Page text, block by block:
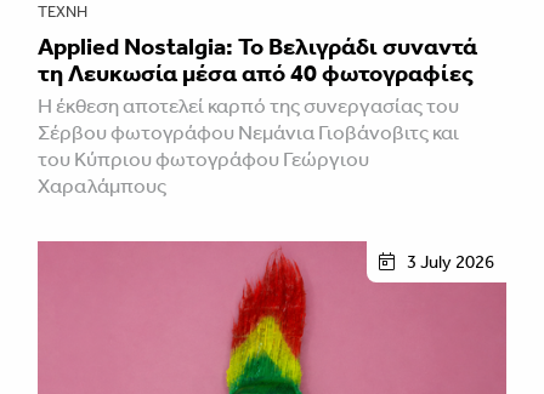
ΤΈΧΝΗ
Applied Nostalgia: Το Βελιγράδι συναντά
τη Λευκωσία μέσα από 40 φωτογραφίες
Η έκθεση αποτελεί καρπό της συνεργασίας του
Σέρβου φωτογράφου Νεμάνια Γιοβάνοβιτς και
του Κύπριου φωτογράφου Γεώργιου
Χαραλάμπους
3 July 2026